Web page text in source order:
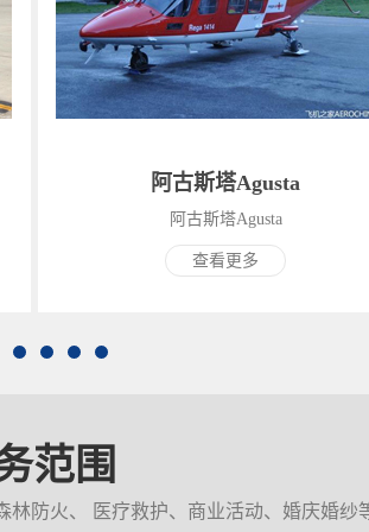
阿古斯塔Agusta
阿古斯塔Agusta
查看更多
范围
防火、 医疗救护、商业活动、婚庆婚纱